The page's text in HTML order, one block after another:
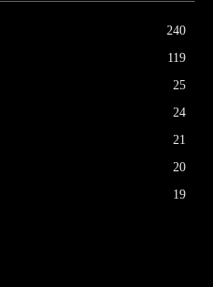
240
119
25
24
21
20
19